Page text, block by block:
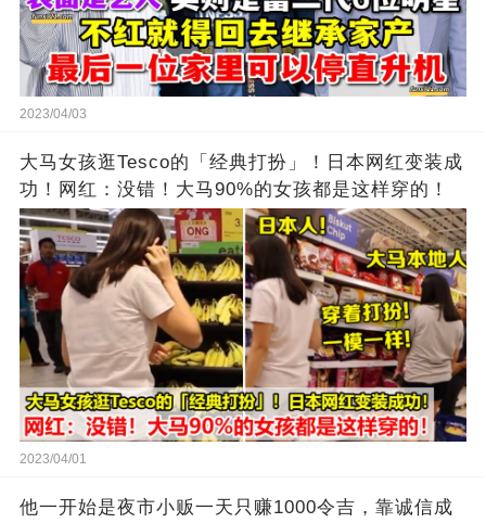
2023/04/03
大马女孩逛Tesco的「经典打扮」！日本网红变装成
功！网红：没错！大马90%的女孩都是这样穿的！
2023/04/01
他一开始是夜市小贩一天只赚1000令吉，靠诚信成